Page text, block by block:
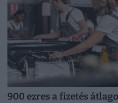
900 ezres a fizetés